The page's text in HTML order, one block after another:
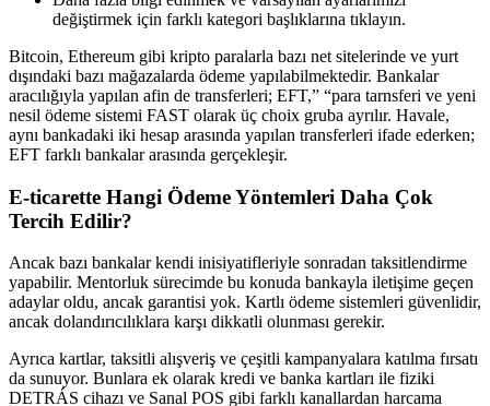
değiştirmek için farklı kategori başlıklarına tıklayın.
Bitcoin, Ethereum gibi kripto paralarla bazı net sitelerinde ve yurt
dışındaki bazı mağazalarda ödeme yapılabilmektedir. Bankalar
aracılığıyla yapılan afin de transferleri; EFT,” “para tarnsferi ve yeni
nesil ödeme sistemi FAST olarak üç choix gruba ayrılır. Havale,
aynı bankadaki iki hesap arasında yapılan transferleri ifade ederken;
EFT farklı bankalar arasında gerçekleşir.
E-ticarette Hangi Ödeme Yöntemleri Daha Çok
Tercih Edilir?
Ancak bazı bankalar kendi inisiyatifleriyle sonradan taksitlendirme
yapabilir. Mentorluk sürecimde bu konuda bankayla iletişime geçen
adaylar oldu, ancak garantisi yok. Kartlı ödeme sistemleri güvenlidir,
ancak dolandırıcılıklara karşı dikkatli olunması gerekir.
Ayrıca kartlar, taksitli alışveriş ve çeşitli kampanyalara katılma fırsatı
da sunuyor. Bunlara ek olarak kredi ve banka kartları ile fiziki
DETRÁS cihazı ve Sanal POS gibi farklı kanallardan harcama